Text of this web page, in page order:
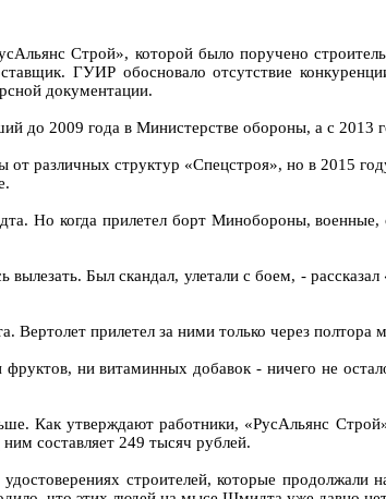
Строй», которой было поручено
ГУИР обосновало отсутствие
документации.
до 2009 года в Министерстве обороны, а с 2013
от различных структур «Спецстроя», но в 2015
Но когда прилетел борт Минобороны, военные,
Был скандал, улетали с боем, -
прилетел за ними только через полтора
ни витаминных добавок - ничего не
Как утверждают работники, «РусАльянс
составляет 249 тысяч рублей.
строителей, которые